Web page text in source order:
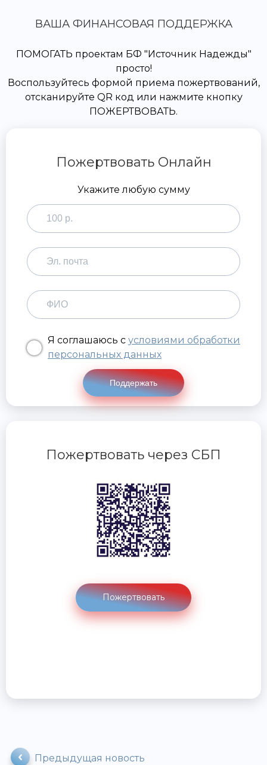
ВАША ФИНАНСОВАЯ ПОДДЕРЖКА
ПОМОГАТЬ проектам БФ "Источник Надежды"
просто!
Воспользуйтесь формой приема пожертвований,
отсканируйте QR код или нажмите кнопку
ПОЖЕРТВОВАТЬ.
Пожертвовать Онлайн
Укажите любую сумму
Я соглашаюсь с условиями обработки
персональных данных
Поддержать
Пожертвовать через СБП
Пожертвовать
Предыдущая новость